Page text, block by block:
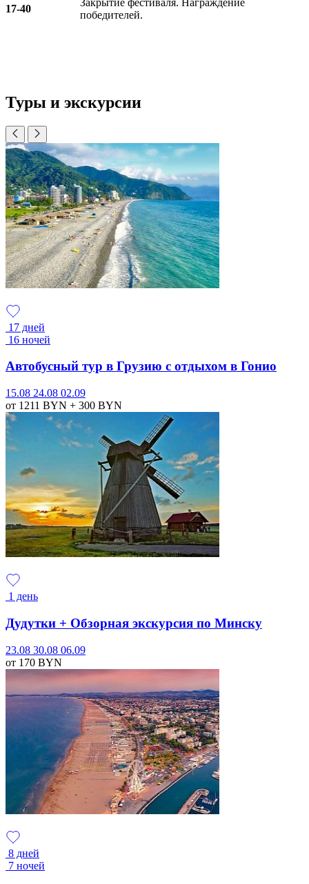
17-40
победителей.
Туры и экскурсии
17 дней
16 ночей
Автобусный тур в Грузию с отдыхом в Гонио
15.08 24.08 02.09
от 1211 BYN + 300 BYN
1 день
Дудутки + Обзорная экскурсия по Минску
23.08 30.08 06.09
от 170 BYN
8 дней
7 ночей